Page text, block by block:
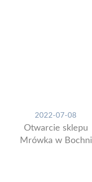
2022-07-08
Otwarcie sklepu
Mrówka w Bochni